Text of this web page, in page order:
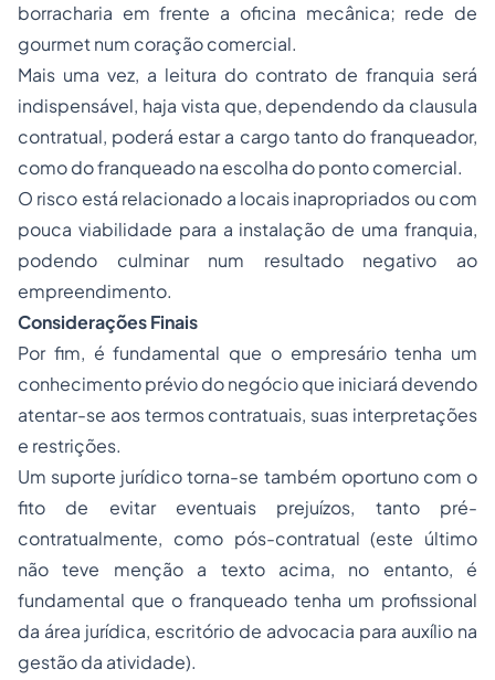
borracharia em frente a oficina mecânica; rede de
gourmet num coração comercial.
Mais uma vez, a leitura do contrato de franquia será
indispensável, haja vista que, dependendo da clausula
contratual, poderá estar a cargo tanto do franqueador,
como do franqueado na escolha do ponto comercial.
O risco está relacionado a locais inapropriados ou com
pouca viabilidade para a instalação de uma franquia,
podendo culminar num resultado negativo ao
empreendimento.
Considerações Finais
Por fim, é fundamental que o empresário tenha um
conhecimento prévio do negócio que iniciará devendo
atentar-se aos termos contratuais, suas interpretações
e restrições.
Um suporte jurídico torna-se também oportuno com o
fito de evitar eventuais prejuízos, tanto pré-
contratualmente, como pós-contratual (este último
não teve menção a texto acima, no entanto, é
fundamental que o franqueado tenha um profissional
da área jurídica, escritório de advocacia para auxílio na
gestão da atividade).